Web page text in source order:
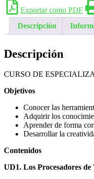
Exportar como PDF
Descripción
Descripción
CURSO DE
Objetivos
Conocer las
Adquirir los
Aprender de forma
Desarrollar la
Contenidos
UD1. Los Procesadores de